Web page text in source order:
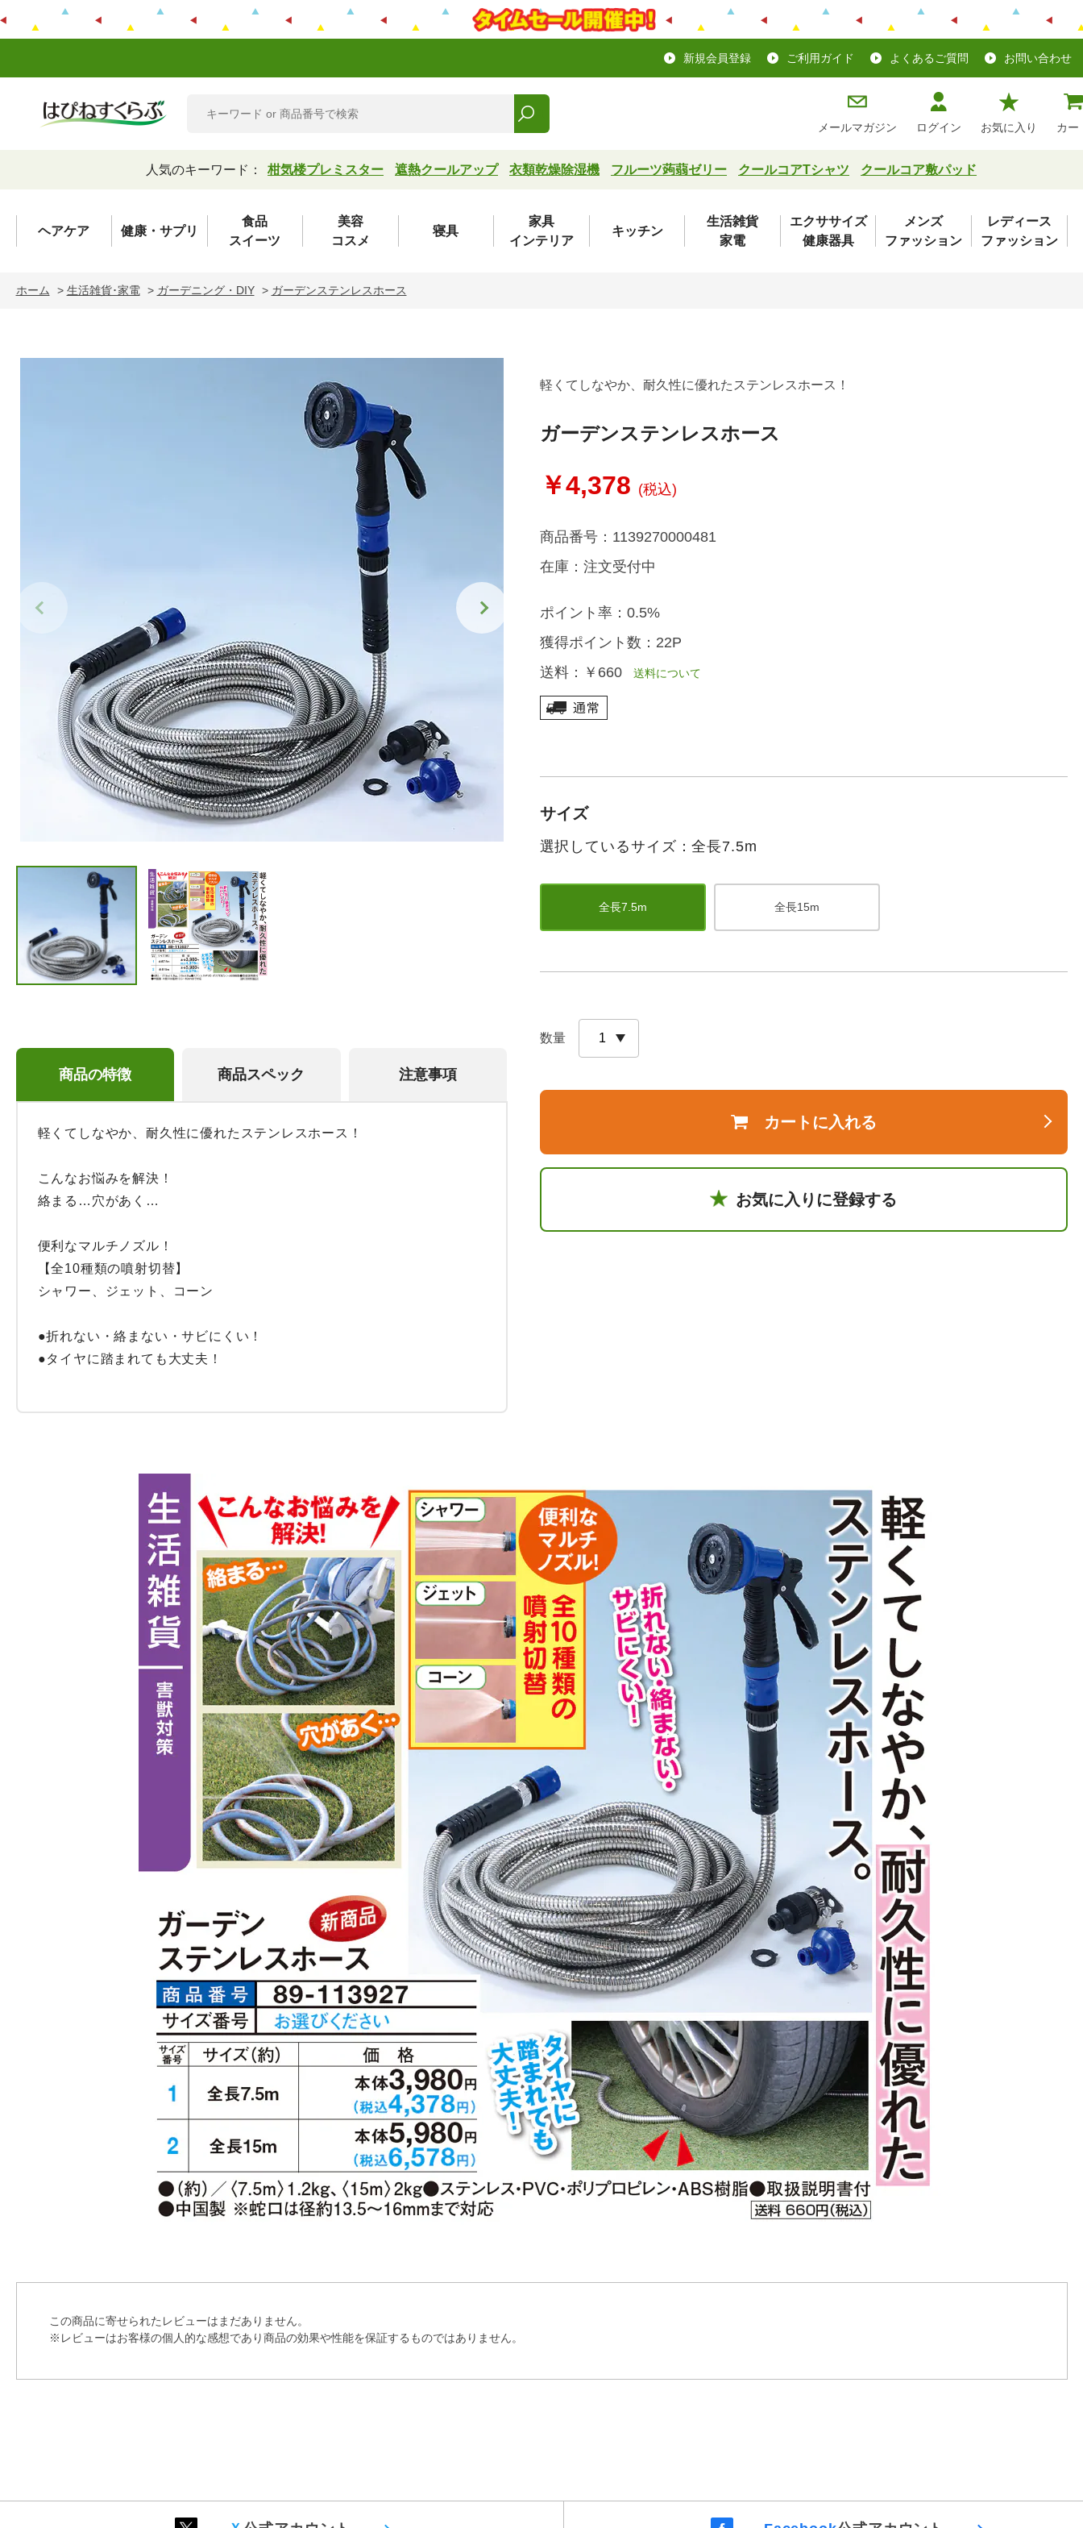
新規会員登録 ご利用ガイド よくあるご質問 お問い合わせ
メールマガジン ログイン お気に入り カー
人気のキーワード： 柑気楼プレミスター 遮熱クールアップ 衣類乾燥除湿機 フルーツ蒟蒻ゼリー クールコアTシャツ クールコア敷パッド
ヘアケア 健康・サプリ
食品
スイーツ
美容
コスメ
寝具
家具
インテリア
キッチン
生活雑貨
家電
エクササイズ
健康器具
メンズ
ファッション
レディース
ファッション
ホーム > 生活雑貨･家電 > ガーデニング・DIY > ガーデンステンレスホース
商品の特徴 商品スペック 注意事項
軽くてしなやか、耐久性に優れたステンレスホース！
こんなお悩みを解決！
絡まる…穴があく…
便利なマルチノズル！
【全10種類の噴射切替】
シャワー、ジェット、コーン
●折れない・絡まない・サビにくい！
●タイヤに踏まれても大丈夫！
軽くてしなやか、耐久性に優れたステンレスホース！
ガーデンステンレスホース
￥4,378 (税込)
商品番号： 1139270000481
在庫： 注文受付中
ポイント率： 0.5%
獲得ポイント数： 22P
送料： ￥660送料について
サイズ
選択しているサイズ：全長7.5m
全長7.5m 全長15m
数量
カートに入れる
お気に入りに登録する
この商品に寄せられたレビューはまだありません。
※レビューはお客様の個人的な感想であり商品の効果や性能を保証するものではありません。